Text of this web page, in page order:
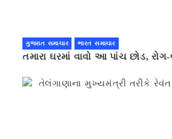
ગુજરાત સમાચાર ભારત સમાચાર
તમારા ઘરમાં વાવો આ પાંચ છોડ,